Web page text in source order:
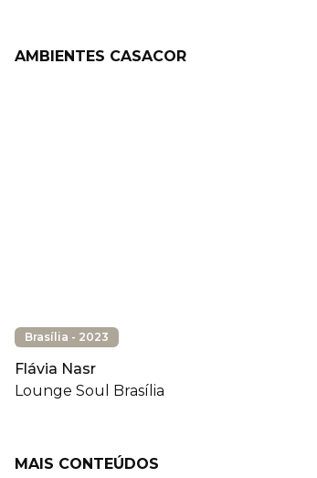
AMBIENTES CASACOR
Brasília - 2023
Flávia Nasr
Lounge Soul Brasília
MAIS CONTEÚDOS